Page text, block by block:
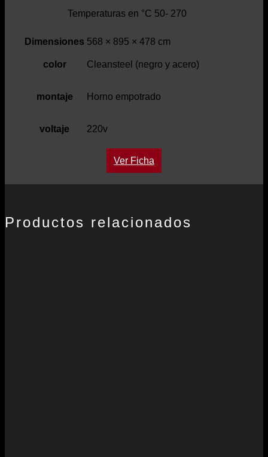
Temperaturas en °C 50- 270
Dimensiones 568 × 895 × 478 cm
color Cleansteel (negro y acero)
montaje Horno empotrado
voltaje 220v
Ver Ficha
Productos relacionados